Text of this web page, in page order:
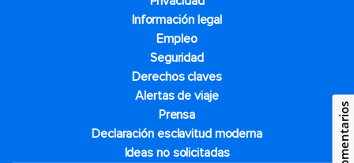
Información legal
Empleo
Seguridad
Derechos claves
Alertas de viaje
Prensa
Declaración esclavitud moderna
Ideas no solicitadas
Comentarios